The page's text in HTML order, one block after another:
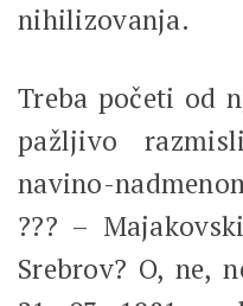
nihilizovanja.
Treba početi od
pažljivo
navino-
??? –
Srebrov? O, ne,